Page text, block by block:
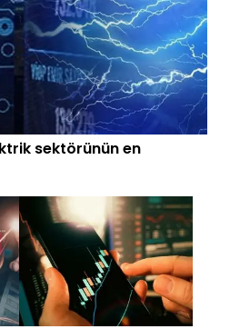
sektörünün en